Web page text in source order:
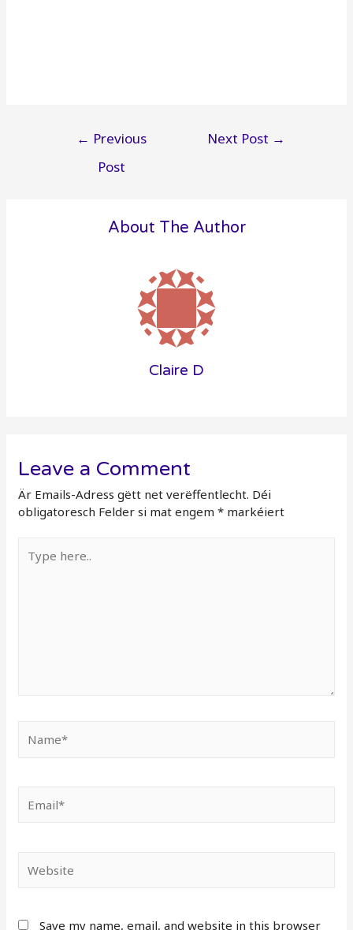
Post
navigation
← Previous
Post
Next Post →
About The Author
Claire D
Leave a Comment
Är Emails-Adress gëtt net verëffentlecht. Déi
obligatoresch Felder si mat engem* markéiert
here..
Save my name, email, and website in this browser